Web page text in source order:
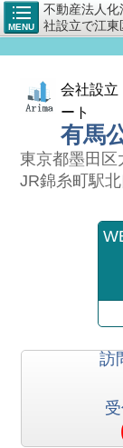
MENU
不動産法人
社設立で江
会社設立
ート
有馬
東京都墨田
JR錦糸町駅
訪